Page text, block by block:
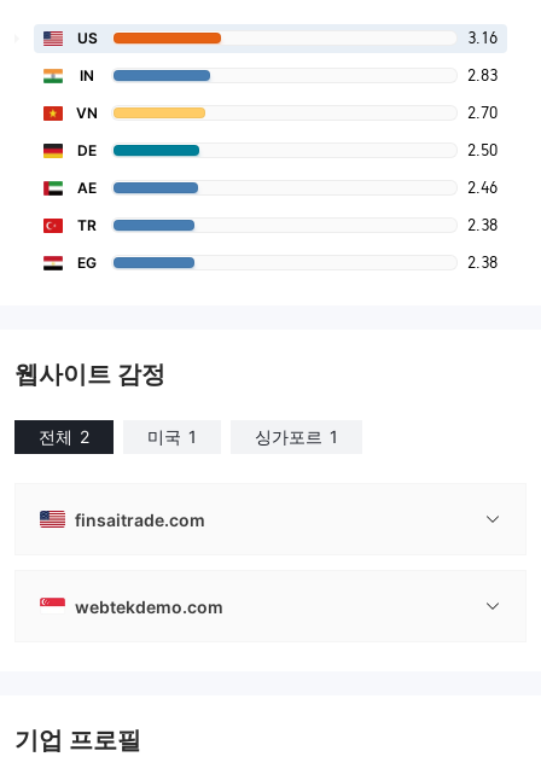
US 3.16
IN 2.83
VN 2.70
DE 2.50
AE 2.46
TR 2.38
EG 2.38
웹사이트 감정
전체 2 미국 1 싱가포르 1
finsaitrade.com
webtekdemo.com
기업 프로필